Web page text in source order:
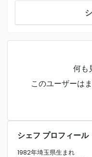
何も
このユーザーは
シェフ プロフィール
1982年埼玉県生まれ